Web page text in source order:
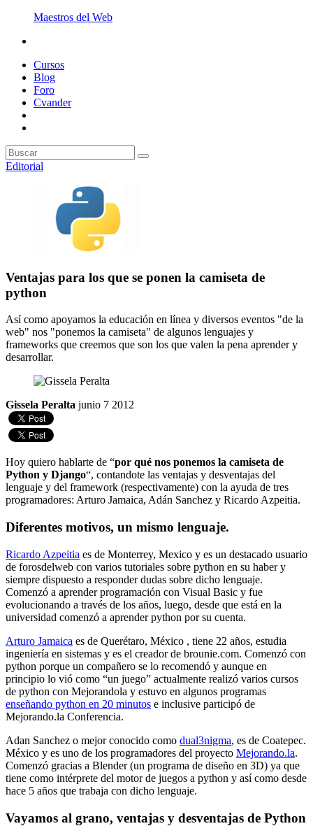
Maestros del Web
Cursos
Blog
Foro
Cvander
Editorial
Ventajas para los que se ponen la camiseta de
python
Así como apoyamos la educación en línea y diversos eventos "de la
web" nos "ponemos la camiseta" de algunos lenguajes y
frameworks que creemos que son los que valen la pena aprender y
desarrollar.
Gissela Peralta junio 7 2012
Hoy quiero hablarte de “por qué nos ponemos la camiseta de
Python y Django“, contandote las ventajas y desventajas del
lenguaje y del framework (respectivamente) con la ayuda de tres
programadores: Arturo Jamaica, Adán Sanchez y Ricardo Azpeitia.
Diferentes motivos, un mismo lenguaje.
Ricardo Azpeitia es de Monterrey, Mexico y es un destacado usuario
de forosdelweb con varios tutoriales sobre python en su haber y
siempre dispuesto a responder dudas sobre dicho lenguaje.
Comenzó a aprender programación con Visual Basic y fue
evolucionando a través de los años, luego, desde que está en la
universidad comenzó a aprender python por su cuenta.
Arturo Jamaica es de Querétaro, México , tiene 22 años, estudia
ingeniería en sistemas y es el creador de brounie.com. Comenzó con
python porque un compañero se lo recomendó y aunque en
principio lo vió como “un juego” actualmente realizó varios cursos
de python con Mejorandola y estuvo en algunos programas
enseñando python en 20 minutos e inclusive participó de
Mejorando.la Conferencia.
Adan Sanchez o mejor conocido como dual3nigma, es de Coatepec.
México y es uno de los programadores del proyecto Mejorando.la.
Comenzó gracias a Blender (un programa de diseño en 3D) ya que
tiene como intérprete del motor de juegos a python y así como desde
hace 5 años que trabaja con dicho lenguaje.
Vayamos al grano, ventajas y desventajas de Python